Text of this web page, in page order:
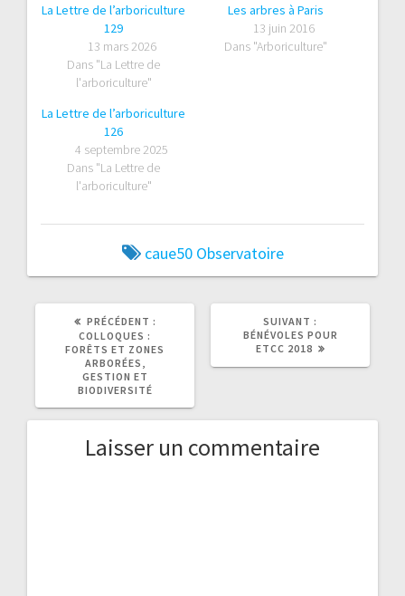
La Lettre de l’arboriculture
129
13 mars 2026
Dans "La Lettre de
l'arboriculture"
Les arbres à Paris
13 juin 2016
Dans "Arboriculture"
La Lettre de l’arboriculture
126
4 septembre 2025
Dans "La Lettre de
l'arboriculture"
caue50 Observatoire
PRÉCÉDENT :
:
COLLOQUES :
FORÊTS ET ZONES
ARBORÉES,
GESTION ET
BIODIVERSITÉ
SUIVANT :
SUIVANT
:
BÉNÉVOLES POUR
ETCC 2018
Laisser un commentaire